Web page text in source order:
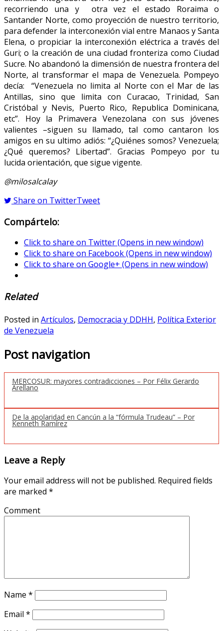
recorriendo una y otra vez el estado Roraima o
Santander Norte, como proyección de nuestro territorio,
para defender la interconexión vial entre Manaos y Santa
Elena, o propiciar la interconexión eléctrica a través del
Guri; o la creación de una ciudad fronteriza como Ciudad
Sucre. No abandonó la dimensión de nuestra frontera del
Norte, al transformar el mapa de Venezuela. Pompeyo
decía: “Venezuela no limita al Norte con el Mar de las
Antillas, sino que limita con Curacao, Trinidad, San
Cristóbal y Nevis, Puerto Rico, Republica Dominicana,
etc”. Hoy la Primavera Venezolana con sus jóvenes
valientes –siguen su llamado, tal como cantaron los
amigos en su ultimo adiós: “¿Quiénes somos? Venezuela;
¿Qué queremos? Libertad”. Gracias Pompeyo por tu
lucida orientación, que sigue vigente.
@milosalcalay
Share on TwitterTweet
Compártelo:
Click to share on Twitter (Opens in new window)
Click to share on Facebook (Opens in new window)
Click to share on Google+ (Opens in new window)
Related
Posted in Artículos, Democracia y DDHH, Política Exterior
de Venezuela
Post navigation
MERCOSUR: mayores contradicciones – Por Félix Gerardo
Arellano
De la apolaridad en Cancún a la “fórmula Trudeau” – Por
Kenneth Ramírez
Leave a Reply
Your email address will not be published. Required fields
are marked *
Comment
Name *
Email *